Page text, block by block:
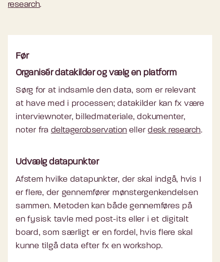
research.
Før
Organisér datakilder og vælg en platform
Sørg for at indsamle den data, som er relevant
at have med i processen; datakilder kan fx være
interviewnoter, billedmateriale, dokumenter,
noter fra deltagerobservation ellerdesk research.
Udvælg datapunkter
Afstem hvilke datapunkter, der skal indgå, hvis I
er flere, der gennemfører mønstergenkendelsen
sammen. Metoden kan både gennemføres på
en fysisk tavle med post-its eller i et digitalt
board, som særligt er en fordel, hvis flere skal
kunne tilgå data efter fx en workshop.